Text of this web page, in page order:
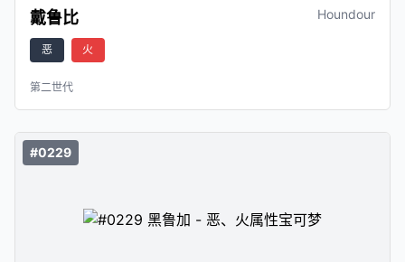
戴鲁比 Houndour
恶 火
第二世代
#0229